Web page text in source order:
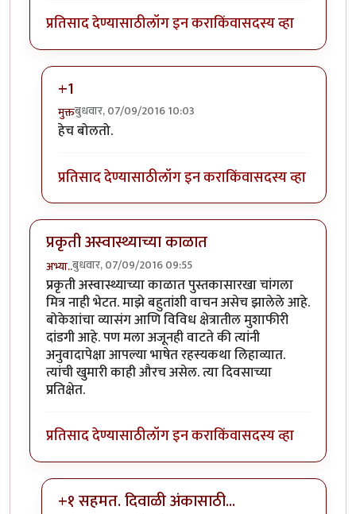
प्रतिसाद देण्यासाठीलॉग इन कराकिंवासदस्य व्हा
+1
मुक्तबुधवार, 07/09/2016 10:03
In reply to
हेच बोलतो.
प्रतिसाद देण्यासाठीलॉग इन कराकिंवासदस्य व्हा
प्रकृती अस्वास्थ्याच्या काळात
अभ्या..बुधवार, 07/09/2016 09:55
प्रकृती अस्वास्थ्याच्या काळात पुस्तकासारखा चांगला
मित्र नाही भेटत. माझे बहुतांशी वाचन असेच झालेले आहे.
बोकेशांचा व्यासंग आणि विविध क्षेत्रातील मुशाफीरी
दांडगी आहे. पण मला अजूनही वाटते की त्यांनी
अनुवादापेक्षा आपल्या भाषेत रहस्यकथा लिहाव्यात.
त्यांची खुमारी काही औरच असेल. त्या दिवसाच्या
प्रतिक्षेत.
प्रतिसाद देण्यासाठीलॉग इन कराकिंवासदस्य व्हा
+१ सहमत. दिवाळी अंकासाठी...